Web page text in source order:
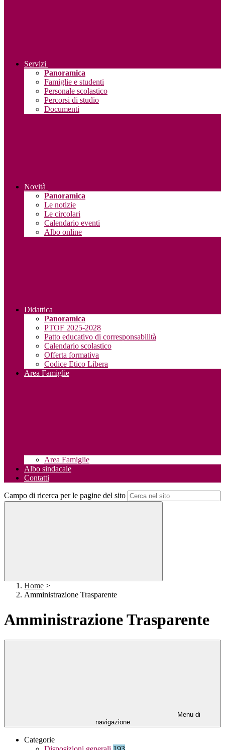
Servizi
Panoramica
Famiglie e studenti
Personale scolastico
Percorsi di studio
Documenti
Novità
Panoramica
Le notizie
Le circolari
Calendario eventi
Albo online
Didattica
Panoramica
PTOF 2025-2028
Patto educativo di corresponsabilità
Calendario scolastico
Offerta formativa
Codice Etico Libera
Area Famiglie
Area Famiglie
Albo sindacale
Contatti
Campo di ricerca per le pagine del sito
Home >
Amministrazione Trasparente
Amministrazione Trasparente
Menu di
navigazione
Categorie